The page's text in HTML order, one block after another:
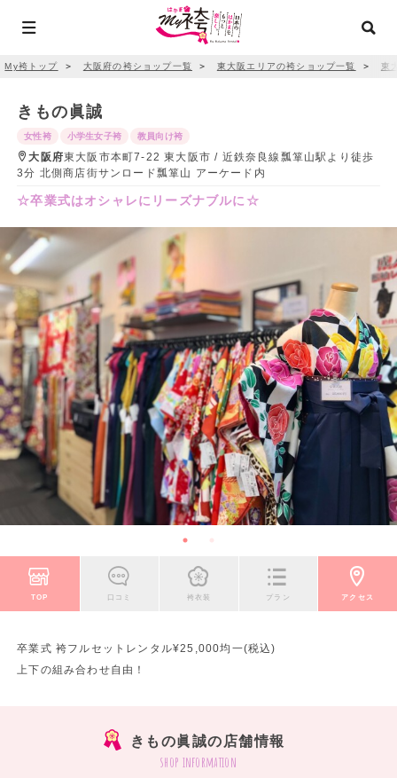
My袴トップ ＞ 大阪府の袴ショップ一覧 ＞ 東大阪エリアの袴ショップ一覧 ＞ 東
きもの眞誠
女性袴 小学生女子袴 教員向け袴
大阪府東大阪市本町7-22 東大阪市 / 近鉄奈良線瓢箪山駅より徒歩
3分 北側商店街サンロード瓢箪山 アーケード内
☆卒業式はオシャレにリーズナブルに☆
TOP 口コミ 袴衣装 プラン アクセス
卒業式 袴フルセットレンタル¥25,000均一(税込)
上下の組み合わせ自由！
きもの眞誠の店舗情報
shop information